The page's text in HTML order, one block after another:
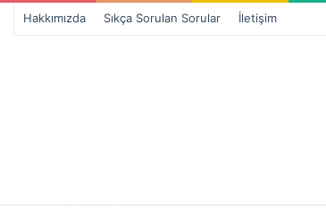
Hakkımızda Sıkça Sorulan Sorular İletişim